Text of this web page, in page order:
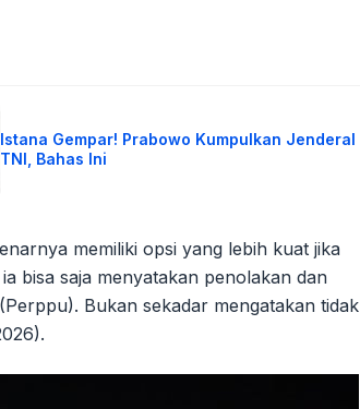
Istana Gempar! Prabowo Kumpulkan Jenderal
TNI, Bahas Ini
memiliki opsi yang lebih kuat jika
bisa saja menyatakan penolakan dan
Bukan sekadar mengatakan tidak